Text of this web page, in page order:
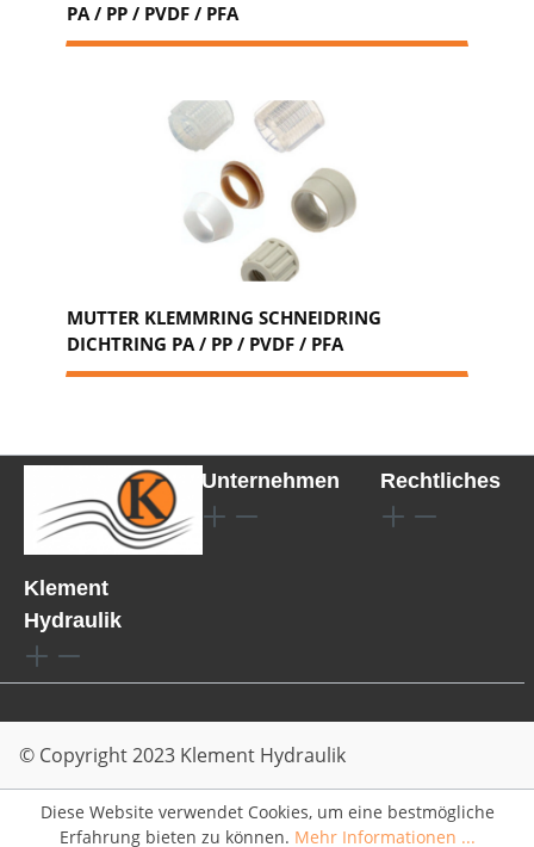
PA / PP / PVDF / PFA
MUTTER KLEMMRING SCHNEIDRING
DICHTRING PA / PP / PVDF / PFA
Klement
Hydraulik
Unternehmen Rechtliches
© Copyright 2023 Klement Hydraulik
Diese Website verwendet Cookies, um eine bestmögliche
Erfahrung bieten zu können. Mehr Informationen ...